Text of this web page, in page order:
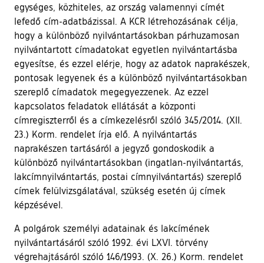
egységes, közhiteles, az ország valamennyi címét
lefedő cím-adatbázissal. A KCR létrehozásának célja,
hogy a különböző nyilvántartásokban párhuzamosan
nyilvántartott címadatokat egyetlen nyilvántartásba
egyesítse, és ezzel elérje, hogy az adatok naprakészek,
pontosak legyenek és a különböző nyilvántartásokban
szereplő címadatok megegyezzenek. Az ezzel
kapcsolatos feladatok ellátását a központi
címregiszterről és a címkezelésről szóló 345/2014. (XII.
23.) Korm. rendelet írja elő. A nyilvántartás
naprakészen tartásáról a jegyző gondoskodik a
különböző nyilvántartásokban (ingatlan-nyilvántartás,
lakcímnyilvántartás, postai címnyilvántartás) szereplő
címek felülvizsgálatával, szükség esetén új címek
képzésével.
A polgárok személyi adatainak és lakcímének
nyilvántartásáról szóló 1992. évi LXVI. törvény
végrehajtásáról szóló 146/1993. (X. 26.) Korm. rendelet